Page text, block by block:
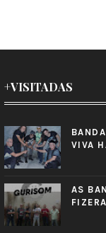
+VISITADAS
VIVA
AS